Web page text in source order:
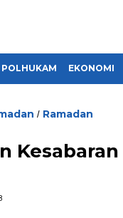
POLHUKAM EKONOMI
/ Ramadan
Kesabaran